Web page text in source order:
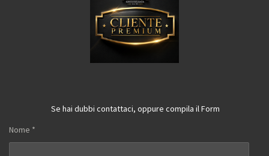
Se hai dubbi contattaci, oppure compila il Form
Nome *